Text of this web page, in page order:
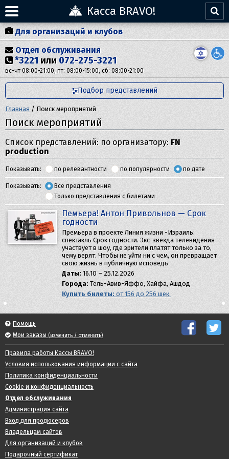
Касса BRAVO!
Для организаций и клубов
Отдел обслуживания
*3221 или 072-275-3221
вс-чт 08:00-21:00, пт: 08:00-15:00, сб: 08:00-21:00
Подбор представлений
Главная / Поиск мероприятий
Поиск мероприятий
Список представлений: по организатору: FN
production
Показывать: по релевантности по популярности по дате
Показывать:
Все представления
Только представления с билетами
Пемьера! Антон Привольнов — Срок
годности
Премьера в проекте Линия жизни -Израиль:
спектакль Срок годности. Экс-звезда телевидения
участвует в шоу, где зрители платят только за то,
чему верят. Чтобы не уйти ни с чем, он превращает
свою жизнь в публичную исповедь
Даты: 16.10 – 25.12.2026
Города: Тель-Авив-Яффо, Хайфа, Ашдод
Купить билеты: от 156 до 256 шек.
Помощь
Мои заказы (изменить / отменить)
Правила работы Кассы BRAVO!
Условия использования информации с сайта
Политика конфиденциальности
Cookie и конфиденциальность
Отдел обслуживания
Администрация сайта
Вход для продюсеров
Владельцам сайтов
Для организаций и клубов
Подарочный сертификат